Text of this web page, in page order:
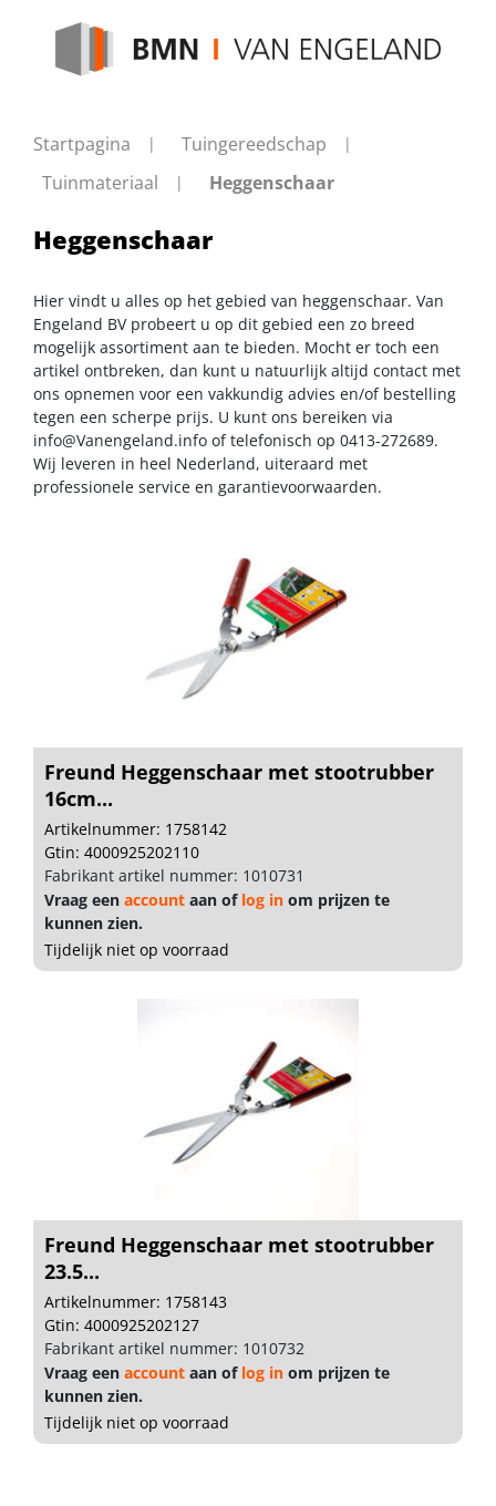
Startpagina
Tuingereedschap
Tuinmateriaal
Heggenschaar
Heggenschaar
Hier vindt u alles op het gebied van heggenschaar. Van
Engeland BV probeert u op dit gebied een zo breed
mogelijk assortiment aan te bieden. Mocht er toch een
artikel ontbreken, dan kunt u natuurlijk altijd contact met
ons opnemen voor een vakkundig advies en/of bestelling
tegen een scherpe prijs. U kunt ons bereiken via
info@Vanengeland.info of telefonisch op 0413-272689.
Wij leveren in heel Nederland, uiteraard met
professionele service en garantievoorwaarden.
Freund Heggenschaar met stootrubber
16cm...
Artikelnummer: 1758142
Gtin: 4000925202110
Fabrikant artikel nummer: 1010731
Vraag een account aan of log in om prijzen te
kunnen zien.
Tijdelijk niet op voorraad
Freund Heggenschaar met stootrubber
23.5...
Artikelnummer: 1758143
Gtin: 4000925202127
Fabrikant artikel nummer: 1010732
Vraag een account aan of log in om prijzen te
kunnen zien.
Tijdelijk niet op voorraad